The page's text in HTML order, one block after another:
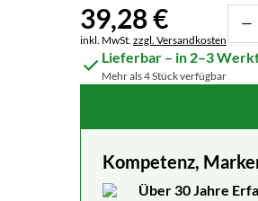
39,28€
Steuerhinweis:
inkl. MwSt. zzgl. Versandkosten
Lieferbar – in 2–3
Mehr als 4 Stück verfügbar
Kompetenz,
Über 30 Jahre